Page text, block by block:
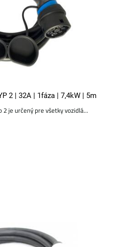
2 | 32A | 1fáza | 7,4kW | 5m
2 je určený pre všetky vozidlá...